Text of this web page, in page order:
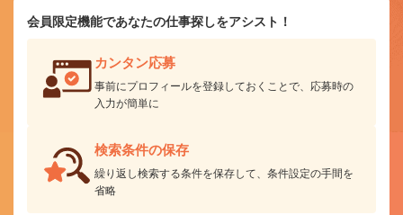
会員限定機能であなたの仕事探しをアシスト！
カンタン応募
事前にプロフィールを登録しておくことで、応募時の
入力が簡単に
検索条件の保存
繰り返し検索する条件を保存して、条件設定の手間を
省略